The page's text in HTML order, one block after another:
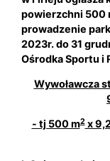
powierzchni 500
prowadzenie
2023r. do 31
Ośrodka Sportu i
Wywoławcza
- tj 500 m2x